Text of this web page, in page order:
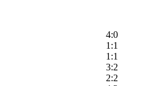
4:0
1:1
1:1
3:2
2:2